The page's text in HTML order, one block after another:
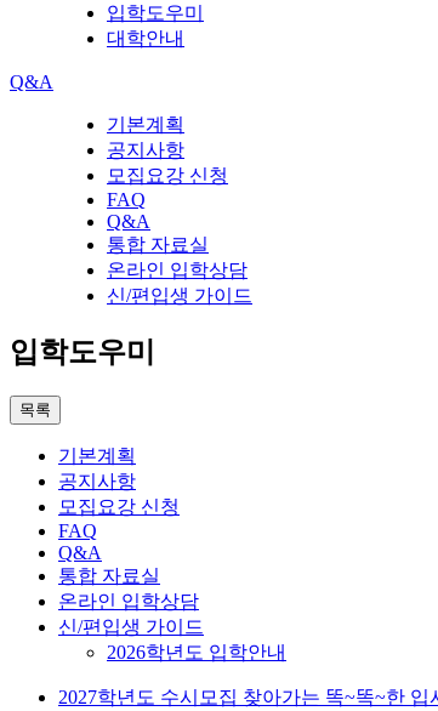
입학도우미
대학안내
Q&A
기본계획
공지사항
모집요강 신청
FAQ
Q&A
통합 자료실
온라인 입학상담
신/편입생 가이드
입학도우미
목록
기본계획
공지사항
모집요강 신청
FAQ
Q&A
통합 자료실
온라인 입학상담
신/편입생 가이드
2026학년도 입학안내
2027학년도 수시모집 찾아가는 똑~똑~한 입